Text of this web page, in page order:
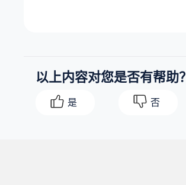
以上内容对您是否有帮助？
是 否